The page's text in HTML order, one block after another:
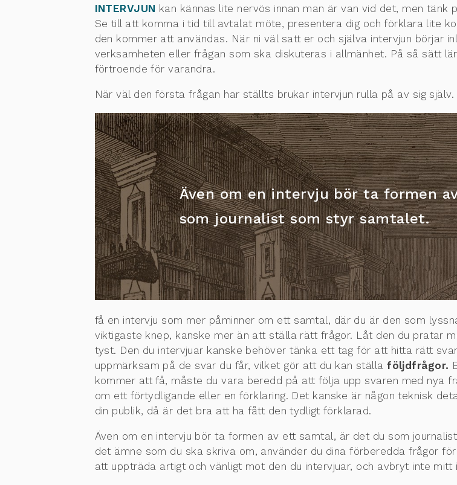
INTERVJUN kan kännas lite nervös innan man är van vid det, men tänk
Se till att komma i tid till avtalat möte, presentera dig och förklara lite
den kommer att användas. När ni väl satt er och själva intervjun börjar
verksamheten eller frågan som ska diskuteras i allmänhet. På så sätt
förtroende för varandra.
När väl den första frågan har ställts brukar intervjun rulla på av sig
Även om en intervju bör ta formen
som journalist som styr samtalet.
få en intervju som mer påminner om ett samtal, där du är den som
viktigaste knep, kanske mer än att ställa rätt frågor. Låt den du pratar
tyst. Den du intervjuar kanske behöver tänka ett tag för att hitta rätt
uppmärksam på de svar du får, vilket gör att du kan ställaföljdfrågor.
kommer att få, måste du vara beredd på att följa upp svaren med nya
om ett förtydligande eller en förklaring. Det kanske är någon teknisk
din publik, då är det bra att ha fått den tydligt förklarad.
Även om en intervju bör ta formen av ett samtal, är det du som
det ämne som du ska skriva om, använder du dina förberedda frågor
att uppträda artigt och vänligt mot den du intervjuar, och avbryt inte mitt